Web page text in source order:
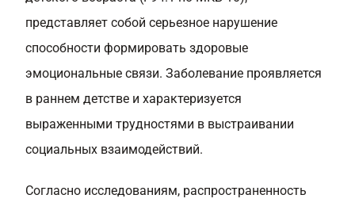
представляет собой серьезное нарушение
способности формировать здоровые
эмоциональные связи. Заболевание проявляется
в раннем детстве и характеризуется
выраженными трудностями в выстраивании
социальных взаимодействий.
Согласно исследованиям, распространенность